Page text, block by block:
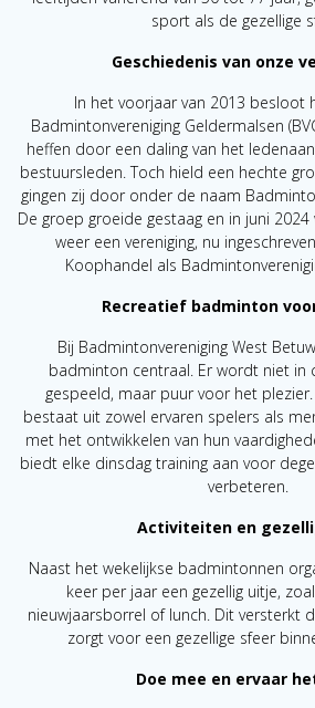
sport als de gezellige
Geschiedenis van onze
In het voorjaar van 2013 besloot
Badmintonvereniging Geldermalsen
heffen door een daling van het
bestuursleden. Toch hield een hechte
gingen zij door onder de naam
De groep groeide gestaag en in juni
weer een vereniging, nu
Koophandel als
Recreatief badminton
Bij Badmintonvereniging West
badminton centraal. Er wordt niet in
gespeeld, maar puur voor het
bestaat uit zowel ervaren spelers als
met het ontwikkelen van hun
biedt elke dinsdag training aan voor
verbeteren.
Activiteiten en
Naast het wekelijkse badmintonnen
keer per jaar een gezellig uitje,
nieuwjaarsborrel of lunch. Dit versterkt
zorgt voor een gezellige sfeer
Doe mee en ervaar